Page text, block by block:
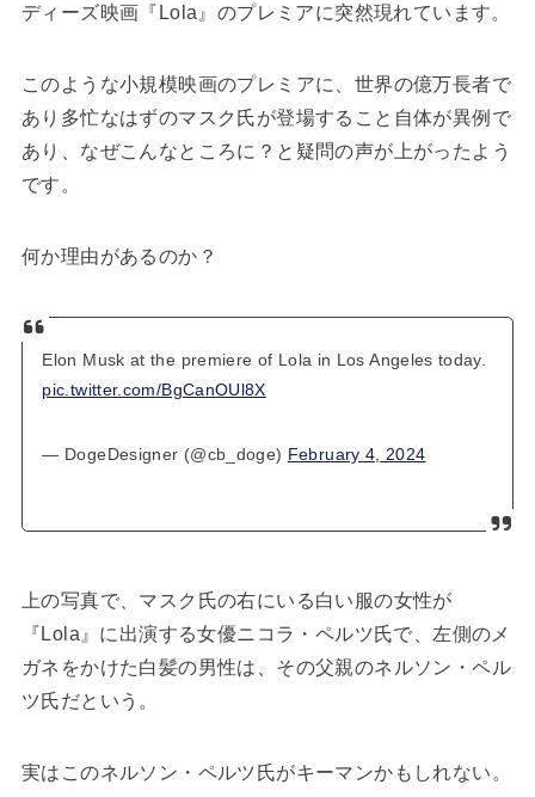
ディーズ映画『Lola』のプレミアに突然現れています。
このような小規模映画のプレミアに、世界の億万長者で
あり多忙なはずのマスク氏が登場すること自体が異例で
あり、なぜこんなところに？と疑問の声が上がったよう
です。
何か理由があるのか？
Elon Musk at the premiere of Lola in Los Angeles today.
pic.twitter.com/BgCanOUl8X
— DogeDesigner (@cb_doge) February 4, 2024
上の写真で、マスク氏の右にいる白い服の女性が
『Lola』に出演する女優ニコラ・ペルツ氏で、左側のメ
ガネをかけた白髪の男性は、その父親のネルソン・ペル
ツ氏だという。
実はこのネルソン・ペルツ氏がキーマンかもしれない。